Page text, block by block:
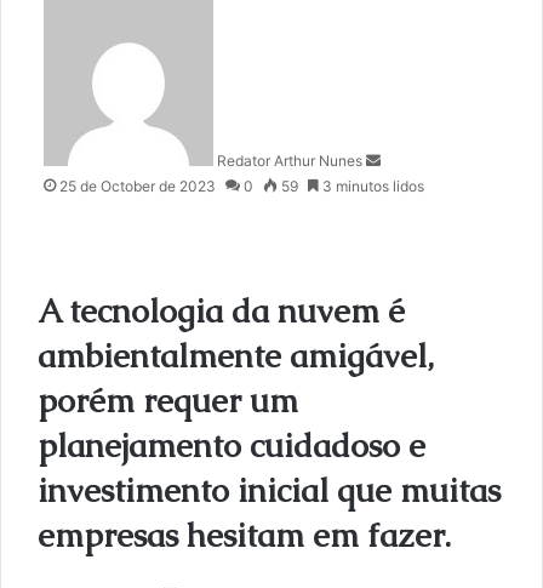
Redator Arthur Nunes
m
25 de October de 2023 0 59 3 minutos lidos
A tecnologia da nuvem é
ambientalmente amigável,
porém requer um
planejamento cuidadoso e
investimento inicial que muitas
empresas hesitam em fazer.